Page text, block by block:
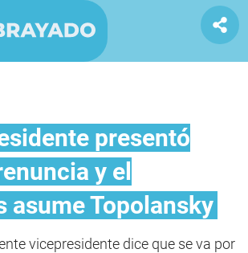
presentó
y el
asume Topolansky
vicepresidente dice que se va por